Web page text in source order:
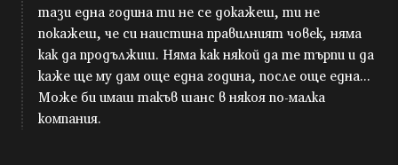
тази една година ти не се докажеш, ти не
покажеш, че си наистина правилният човек, няма
как да продължиш. Няма как някой да те търпи и да
каже ще му дам още една година, после още една...
Може би имаш такъв шанс в някоя по-малка
компания.